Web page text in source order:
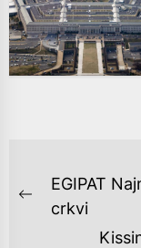
NAVIGACIJA
OBJAVA
Previous
EGIPAT
crkvi